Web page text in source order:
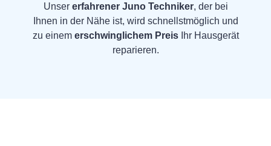
Unser erfahrener Juno Techniker, der bei
Ihnen in der Nähe ist, wird schnellstmöglich und
zu einem erschwinglichem PreisIhr Hausgerät
reparieren.